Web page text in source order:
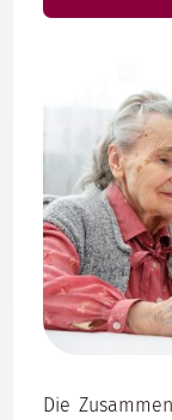
Die